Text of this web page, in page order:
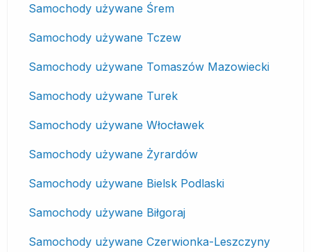
Samochody używane Śrem
Samochody używane Tczew
Samochody używane Tomaszów Mazowiecki
Samochody używane Turek
Samochody używane Włocławek
Samochody używane Żyrardów
Samochody używane Bielsk Podlaski
Samochody używane Biłgoraj
Samochody używane Czerwionka-Leszczyny